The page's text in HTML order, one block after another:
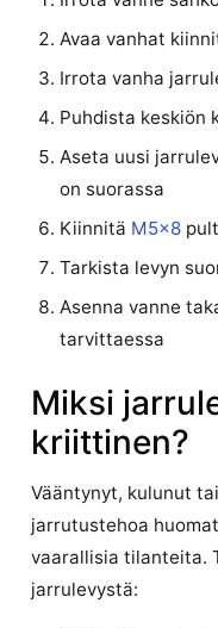
Avaa vanhat
Irrota vanha
Puhdista keskiön
Aseta uusi
on suorassa
Kiinnitä M5x8
Tarkista levyn
Asenna vanne
tarvittaessa
Miksi
kriittinen?
Vääntynyt, kulunut
jarrutustehoa
vaarallisia tilanteita.
jarrulevystä: